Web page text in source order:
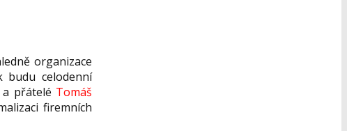
organizace
budu celodenní
přátelé Tomáš
firemních